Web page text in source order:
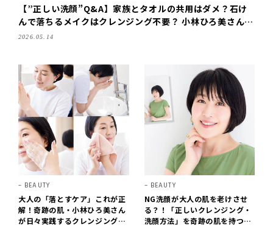
【”正しい洗顔”Q&A】家族とタオルの共用はダメ？石け
んで落ちるメイクはクレンジング不要？ 小林ひろ美さんが
ズバリ回答！
2026.05.14
BEAUTY
大人の「落とすケア」これが正
解！奇跡の肌・小林ひろ美さん
が日々実践するクレンジングと
BEAUTY
NG洗顔が大人の肌を老けさせ
る？！「正しいクレンジング・
洗顔方法」を奇跡の肌を持つ小